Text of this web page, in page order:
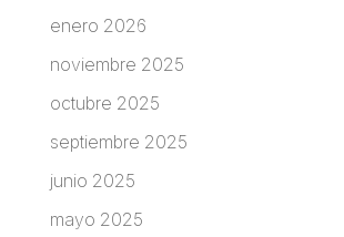
enero 2026
noviembre 2025
octubre 2025
septiembre 2025
junio 2025
mayo 2025